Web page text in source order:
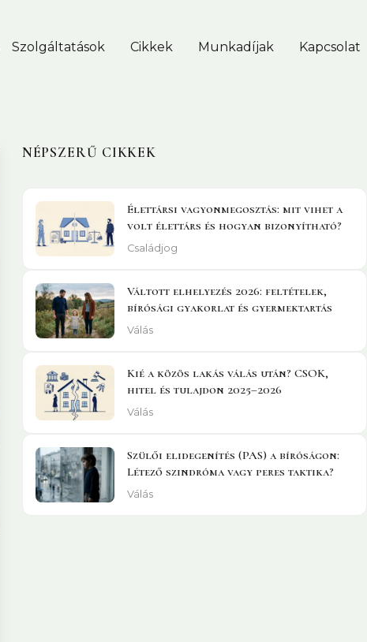
Szolgáltatások Cikkek Munkadíjak Kapcsolat
NÉPSZERŰ CIKKEK
Élettársi vagyonmegosztás: mit vihet a
volt élettárs és hogyan bizonyítható?
Családjog
Váltott elhelyezés 2026: feltételek,
bírósági gyakorlat és gyermektartás
Válás
Kié a közös lakás válás után? CSOK,
hitel és tulajdon 2025–2026
Válás
Szülői elidegenítés (PAS) a bíróságon:
Létező szindróma vagy peres taktika?
Válás